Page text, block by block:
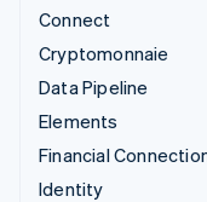
Connect
Cryptomonnaie
Data Pipeline
Elements
Financial
Identity